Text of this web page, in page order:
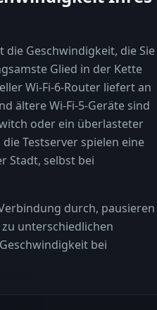
Geschwindigkeit, die Sie
Glied in der Kette
Wi-Fi-6-Router liefert an
ältere Wi-Fi-5-Geräte sind
oder ein überlasteter
Testserver spielen eine
Stadt, selbst bei
durch, pausieren
unterschiedlichen
bei